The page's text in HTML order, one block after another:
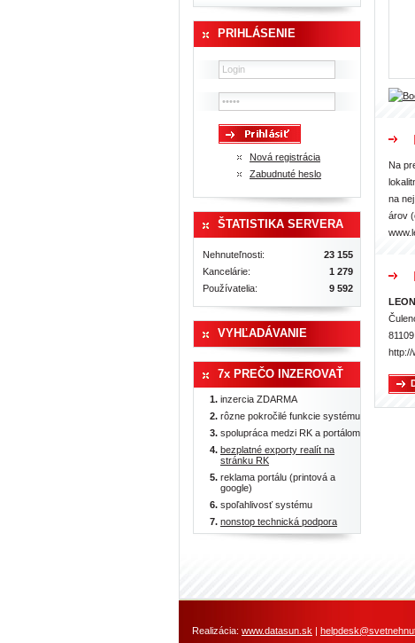
PRIHLÁSENIE
Nová registrácia
Zabudnuté heslo
ŠTATISTIKA SERVERA
Nehnuteľnosti:
23 155
Kancelárie:
1 279
Používatelia:
9 592
VYHĽADÁVANIE
7x PREČO INZEROVAŤ
inzercia ZDARMA
rôzne pokročilé funkcie systému
spolupráca medzi RK a portálom
bezplatné exporty realít na
stránku RK
reklama portálu (printová a
google)
spoľahlivosť systému
nonstop technická podpora
Na
na
árov
http://
Realizácia: www.datasun.sk |